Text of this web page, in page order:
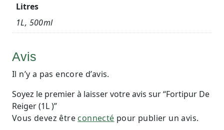
Litres
1L, 500ml
Avis
Il n’y a pas encore d’avis.
Soyez le premier à laisser votre avis sur “Fortipur De
Reiger (1L )”
Vous devez être connecté pour publier un avis.